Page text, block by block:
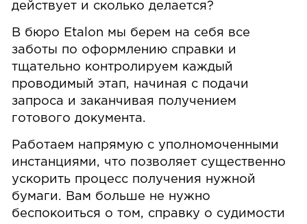
действует и сколько делается?
В бюро Etalon мы берем на себя все
заботы по оформлению справки и
тщательно контролируем каждый
проводимый этап, начиная с подачи
запроса и заканчивая получением
готового документа.
Работаем напрямую с уполномоченными
инстанциями, что позволяет существенно
ускорить процесс получения нужной
бумаги. Вам больше не нужно
беспокоиться о том, справку о судимости